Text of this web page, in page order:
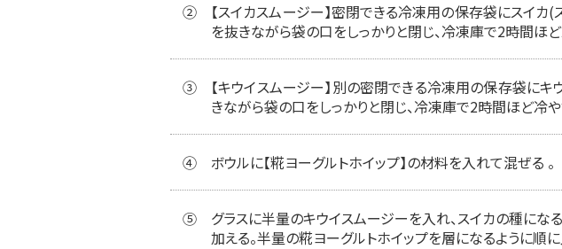
②
【スイカスムージー】密閉できる冷凍用の保存袋にスイカ
を抜きながら袋の口をしっかりと閉じ、冷凍庫で2時間ほど
③
【キウイスムージー】別の密閉できる冷凍用の保存袋に
きながら袋の口をしっかりと閉じ、冷凍庫で2時間ほど冷や
④ ボウルに【糀ヨーグルトホイップ】の材料を入れて混ぜる 。
⑤
グラスに半量のキウイスムージーを入れ、スイカの種にな
加える。半量の糀ヨーグルトホイップを層になるように順